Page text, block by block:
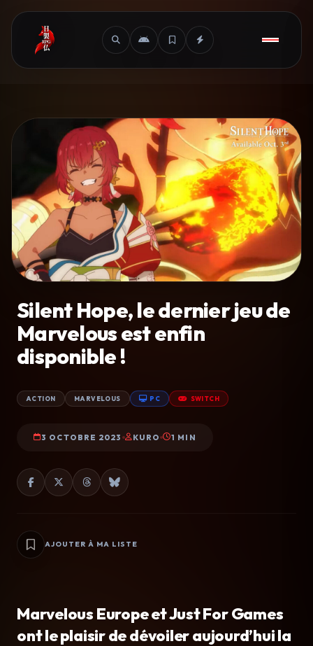
Silent Hope, le dernier jeu de
Marvelous est enfin
disponible !
ACTION MARVELOUS PC SWITCH
3 OCTOBRE 2023 KURO 1 MIN
AJOUTER À MA LISTE
Marvelous Europe et Just For Games
ont le plaisir de dévoiler aujourd’hui la